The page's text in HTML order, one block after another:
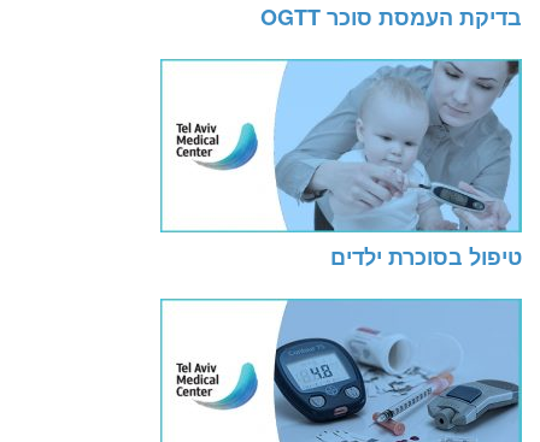
בדיקת העמסת סוכר OGTT
טיפול בסוכרת ילדים